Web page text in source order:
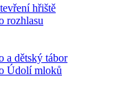
hřiště
rozhlasu
a dětský tábor
Údolí mloků